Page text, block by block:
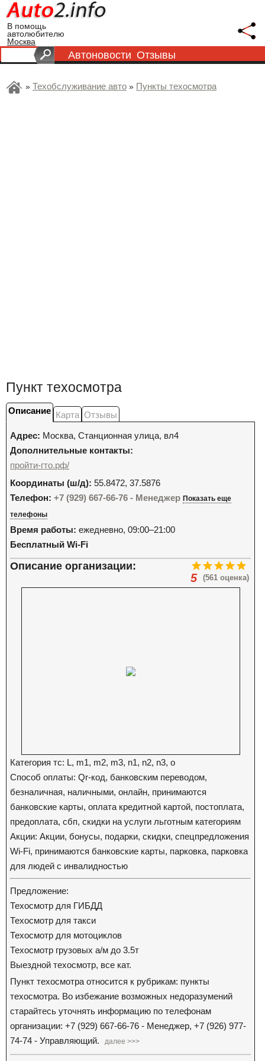
В помощь
автолюбителю
Москва
Автоновости Отзывы
» Техобслуживание авто » Пункты техосмотра
Пункт техосмотра
Описание Карта Отзывы
Адрес: Москва, Станционная улица, вл4
Дополнительные контакты:
пройти-гто.рф/
Координаты (ш/д): 55.8472, 37.5876
Телефон: +7 (929) 667-66-76 - Менеджер Показать еще
телефоны
Время работы: ежедневно, 09:00–21:00
Бесплатный Wi-Fi
(561 оценка)
5
Описание организации:
Категория тс: L, m1, m2, m3, n1, n2, n3, o
Способ оплаты: Qr-код, банковским переводом,
безналичная, наличными, онлайн, принимаются
банковские карты, оплата кредитной картой, постоплата,
предоплата, сбп, скидки на услуги льготным категориям
Акции: Акции, бонусы, подарки, скидки, спецпредложения
Wi-Fi, принимаются банковские карты, парковка, парковка
для людей с инвалидностью
Предложение:
Техосмотр для ГИБДД
Техосмотр для такси
Техосмотр для мотоциклов
Техосмотр грузовых а/м до 3.5т
Выездной техосмотр, все кат.
Пункт техосмотра относится к рубрикам: пункты
техосмотра. Во избежание возможных недоразумений
старайтесь уточнять информацию по телефонам
организации: +7 (929) 667-66-76 - Менеджер, +7 (926) 977-
74-74 - Управляющий.
далее >>>